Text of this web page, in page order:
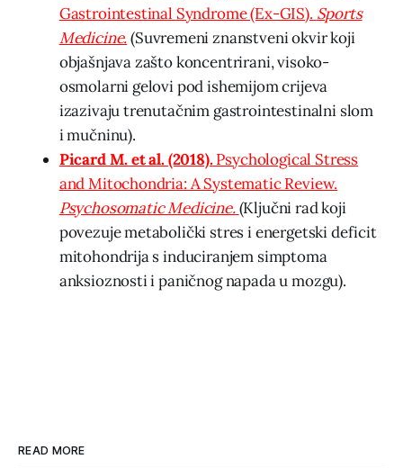
Gastrointestinal Syndrome (Ex-GIS). Sports
Medicine.(Suvremeni znanstveni okvir koji
objašnjava zašto koncentrirani, visoko-
osmolarni gelovi pod ishemijom crijeva
izazivaju trenutačnim gastrointestinalni slom
i mučninu).
Picard M. et al. (2018).Psychological Stress
and Mitochondria: A Systematic Review.
Psychosomatic Medicine.(Ključni rad koji
povezuje metabolički stres i energetski deficit
mitohondrija s induciranjem simptoma
anksioznosti i paničnog napada u mozgu).
READ MORE